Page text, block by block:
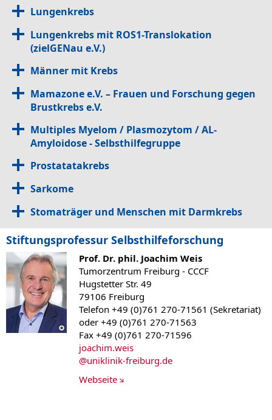
Lungenkrebs
Lungenkrebs mit ROS1-Translokation
(zielGENau e.V.)
Männer mit Krebs
Mamazone e.V. – Frauen und Forschung gegen
Brustkrebs e.V.
Multiples Myelom / Plasmozytom / AL-
Amyloidose - Selbsthilfegruppe
Prostatatakrebs
Sarkome
Stomaträger und Menschen mit Darmkrebs
Stiftungsprofessur Selbsthilfeforschung
Prof. Dr. phil. Joachim Weis
Tumorzentrum Freiburg - CCCF
Hugstetter Str. 49
79106 Freiburg
Telefon +49 (0)761 270-71561 (Sekretariat)
oder +49 (0)761 270-71563
Fax +49 (0)761 270-71596
joachim.weis
@uniklinik-freiburg.de
Webseite